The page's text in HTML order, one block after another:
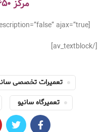
مرکز
[gravityform id=”5″ title=”false” description=”false” ajax=”true”]
[/av_textblock]
تعمیرات تخصصی
تعمیرگاه سانیو